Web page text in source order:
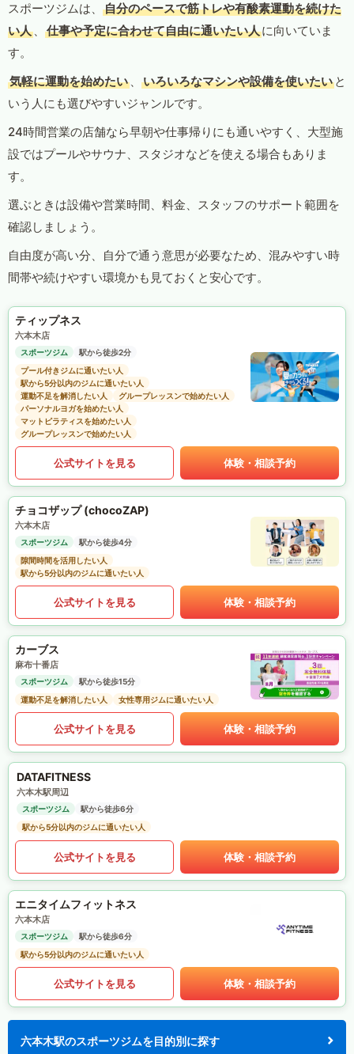
スポーツジムは、
自分のペースで筋トレや有酸素運動を続けた
い人 、 仕事や予定に合わせて自由に通いたい人に向いていま
す。
気軽に運動を始めたい 、 いろいろなマシンや設備を使いたい と
いう人にも選びやすいジャンルです。
24時間営業の店舗なら早朝や仕事帰りにも通いやすく、大型施
設ではプールやサウナ、スタジオなどを使える場合もありま
す。
選ぶときは設備や営業時間、料金、スタッフのサポート範囲を
確認しましょう。
自由度が高い分、自分で通う意思が必要なため、混みやすい時
間帯や続けやすい環境かも見ておくと安心です。
ティップネス
六本木店
スポーツジム
駅から徒歩2分
プール付きジムに通いたい人
駅から5分以内のジムに通いたい人
運動不足を解消したい人
グループレッスンで始めたい人
パーソナルヨガを始めたい人
マットピラティスを始めたい人
グループレッスンで始めたい人
公式サイトを見る 体験・相談予約
チョコザップ (chocoZAP)
六本木店
スポーツジム
駅から徒歩4分
隙間時間を活用したい人
駅から5分以内のジムに通いたい人
公式サイトを見る 体験・相談予約
カーブス
麻布十番店
スポーツジム
駅から徒歩15分
運動不足を解消したい人
女性専用ジムに通いたい人
公式サイトを見る 体験・相談予約
DATAFITNESS
六本木駅周辺
スポーツジム
駅から徒歩6分
駅から5分以内のジムに通いたい人
公式サイトを見る 体験・相談予約
エニタイムフィットネス
六本木店
スポーツジム
駅から徒歩6分
駅から5分以内のジムに通いたい人
公式サイトを見る 体験・相談予約
六本木駅のスポーツジムを目的別に探す